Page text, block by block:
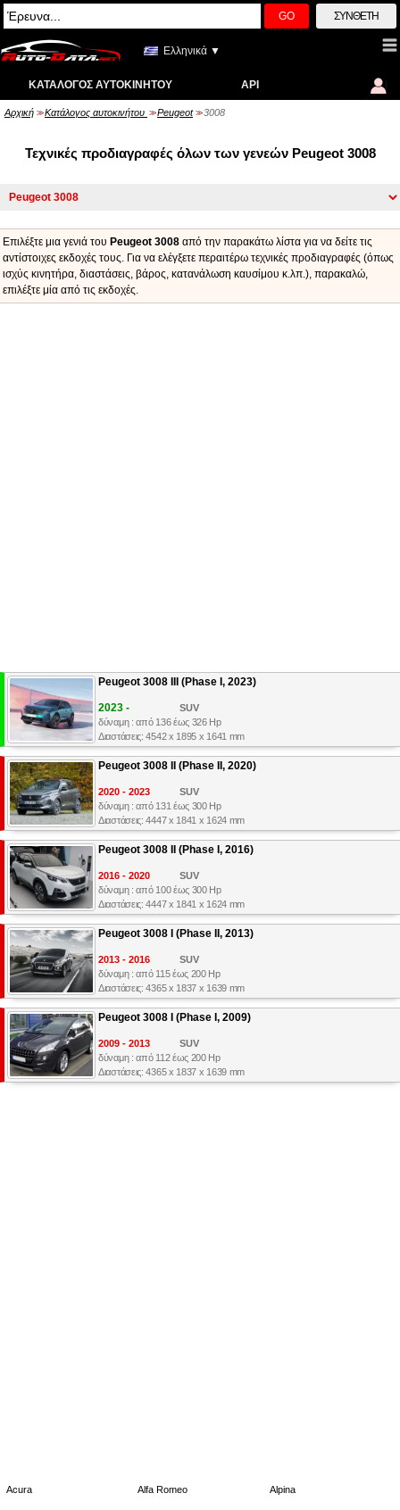
GO ΣΎΝΘΕΤΗ
Ελληνικά ▼
ΚΑΤΆΛΟΓΟΣ ΑΥΤΟΚΙΝΉΤΟΥ API
Αρχική >> Κατάλογος αυτοκινήτου >> Peugeot >> 3008
Τεχνικές προδιαγραφές όλων των γενεών Peugeot 3008
Επιλέξτε μια γενιά του Peugeot 3008 από την παρακάτω λίστα για να δείτε τις
αντίστοιχες εκδοχές τους. Για να ελέγξετε περαιτέρω τεχνικές προδιαγραφές (όπως
ισχύς κινητήρα, διαστάσεις, βάρος, κατανάλωση καυσίμου κ.λπ.), παρακαλώ,
επιλέξτε μία από τις εκδοχές.
Peugeot 3008 III (Phase I, 2023)
2023 -
SUV
δύναμη : από 136 έως 326 Hp
Διαστάσεις: 4542 x 1895 x 1641 mm
Peugeot 3008 II (Phase II, 2020)
2020 - 2023
SUV
δύναμη : από 131 έως 300 Hp
Διαστάσεις: 4447 x 1841 x 1624 mm
Peugeot 3008 II (Phase I, 2016)
2016 - 2020
SUV
δύναμη : από 100 έως 300 Hp
Διαστάσεις: 4447 x 1841 x 1624 mm
Peugeot 3008 I (Phase II, 2013)
2013 - 2016
SUV
δύναμη : από 115 έως 200 Hp
Διαστάσεις: 4365 x 1837 x 1639 mm
Peugeot 3008 I (Phase I, 2009)
2009 - 2013
SUV
δύναμη : από 112 έως 200 Hp
Διαστάσεις: 4365 x 1837 x 1639 mm
Acura Alfa Romeo Alpina